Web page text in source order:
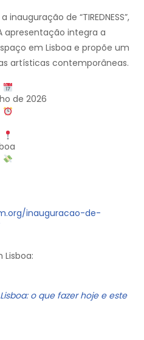
de “TIREDNESS”,
apresentação integra a
em Lisboa e propõe um
artísticas contemporâneas.
de 2026
inauguracao-de-
o que fazer hoje e este